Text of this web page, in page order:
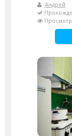
Андрей